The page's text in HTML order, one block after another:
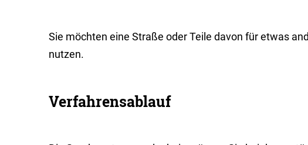
Sie möchten eine Straße oder Teile davon für etwas
nutzen.
Verfahrensablauf